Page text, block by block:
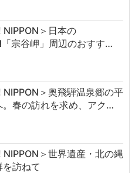
NIPPON＞日本の
「宗谷岬」周辺のおすす…
NIPPON＞奥飛騨温泉郷の平
。春の訪れを求め、アク…
NIPPON＞世界遺産・北の縄
訪ねて